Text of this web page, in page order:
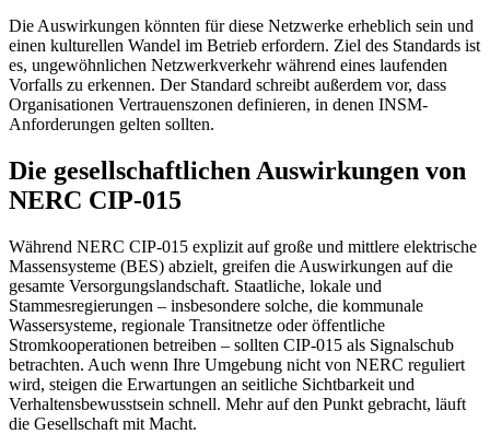
Die Auswirkungen könnten für diese Netzwerke erheblich sein und
einen kulturellen Wandel im Betrieb erfordern. Ziel des Standards ist
es, ungewöhnlichen Netzwerkverkehr während eines laufenden
Vorfalls zu erkennen. Der Standard schreibt außerdem vor, dass
Organisationen Vertrauenszonen definieren, in denen INSM-
Anforderungen gelten sollten.
Die gesellschaftlichen Auswirkungen von
NERC CIP-015
Während NERC CIP-015 explizit auf große und mittlere elektrische
Massensysteme (BES) abzielt, greifen die Auswirkungen auf die
gesamte Versorgungslandschaft. Staatliche, lokale und
Stammesregierungen – insbesondere solche, die kommunale
Wassersysteme, regionale Transitnetze oder öffentliche
Stromkooperationen betreiben – sollten CIP-015 als Signalschub
betrachten. Auch wenn Ihre Umgebung nicht von NERC reguliert
wird, steigen die Erwartungen an seitliche Sichtbarkeit und
Verhaltensbewusstsein schnell. Mehr auf den Punkt gebracht, läuft
die Gesellschaft mit Macht.